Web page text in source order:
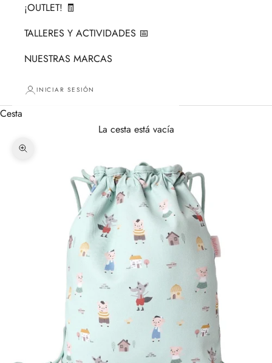
¡OUTLET! 🧾
TALLERES Y ACTIVIDADES 📅
NUESTRAS MARCAS
INICIAR SESIÓN
Cesta
La cesta está vacía
Zoom